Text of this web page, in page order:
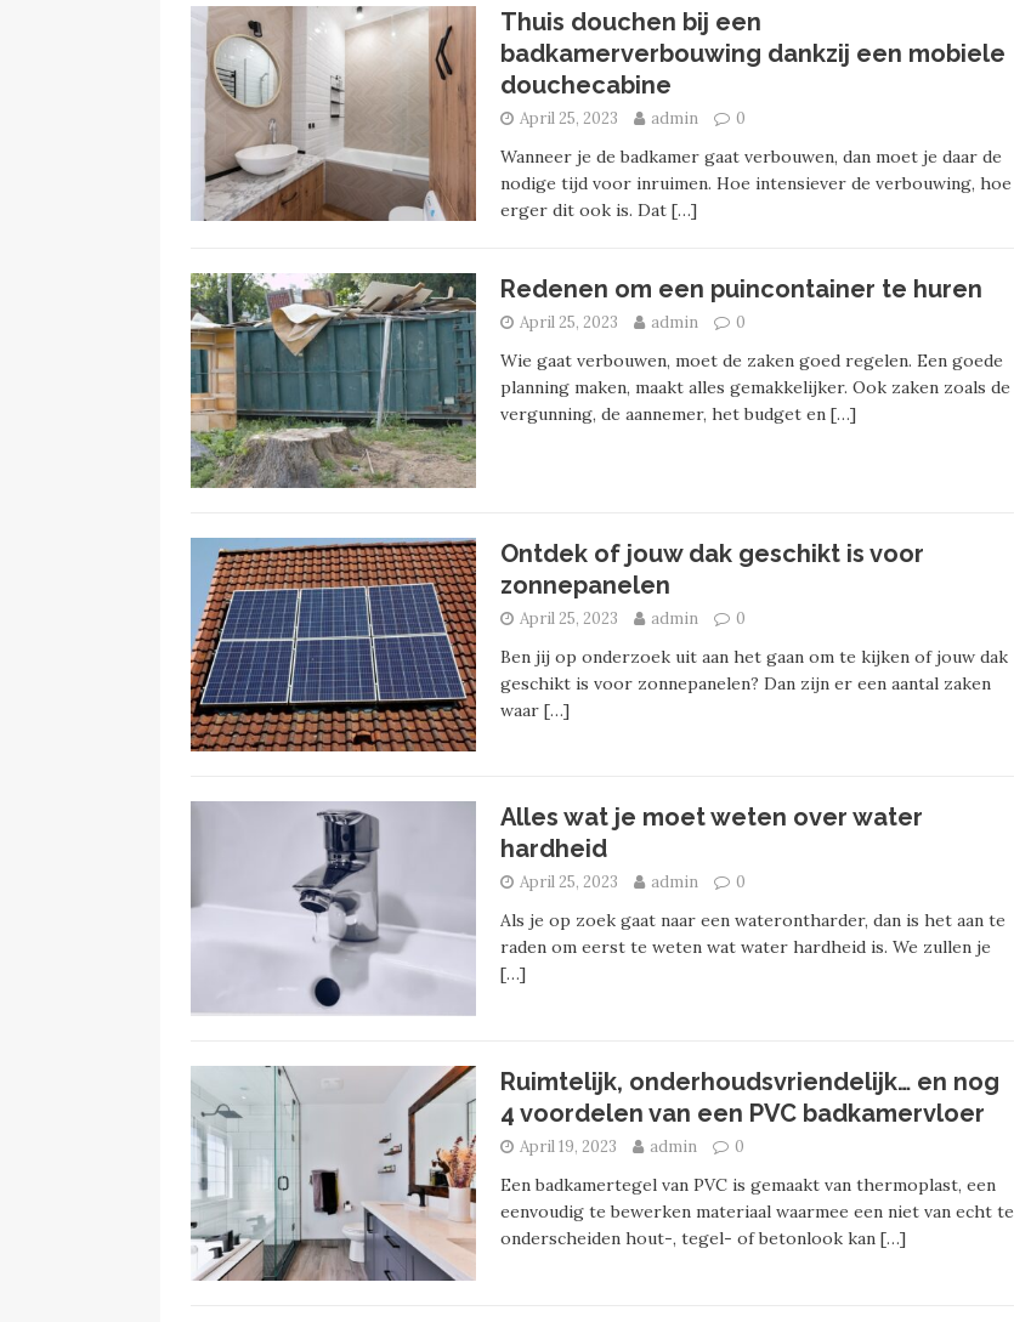
Thuis douchen bij een
badkamerverbouwing dankzij een mobiele
douchecabine
April 25, 2023 admin 0
Wanneer je de badkamer gaat verbouwen, dan moet je daar de
nodige tijd voor inruimen. Hoe intensiever de verbouwing, hoe
erger dit ook is. Dat […]
Redenen om een puincontainer te huren
April 25, 2023 admin 0
Wie gaat verbouwen, moet de zaken goed regelen. Een goede
planning maken, maakt alles gemakkelijker. Ook zaken zoals de
vergunning, de aannemer, het budget en […]
Ontdek of jouw dak geschikt is voor
zonnepanelen
April 25, 2023 admin 0
Ben jij op onderzoek uit aan het gaan om te kijken of jouw dak
geschikt is voor zonnepanelen? Dan zijn er een aantal zaken
waar […]
Alles wat je moet weten over water
hardheid
April 25, 2023 admin 0
Als je op zoek gaat naar een waterontharder, dan is het aan te
raden om eerst te weten wat water hardheid is. We zullen je
[…]
Ruimtelijk, onderhoudsvriendelijk… en nog
4 voordelen van een PVC badkamervloer
April 19, 2023 admin 0
Een badkamertegel van PVC is gemaakt van thermoplast, een
eenvoudig te bewerken materiaal waarmee een niet van echt te
onderscheiden hout-, tegel- of betonlook kan […]